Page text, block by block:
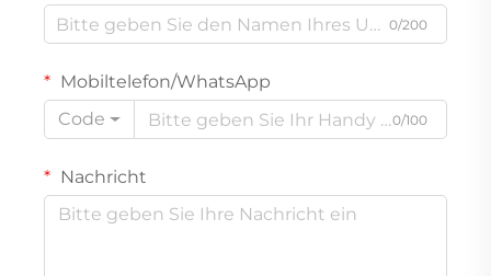
0/200
Mobiltelefon/WhatsApp
Code
0/100
Nachricht